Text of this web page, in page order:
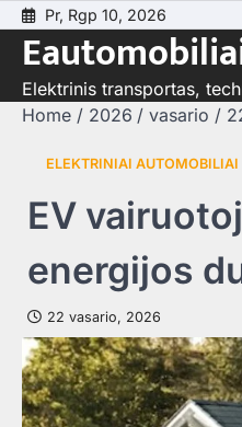
Skip
content
Pr, Rgp 10, 2026
Elektrinis transportas,
Home 2026 vasario
ELEKTRINIAI AUTOMOBILIAI
EV
energijos
22 vasario, 2026